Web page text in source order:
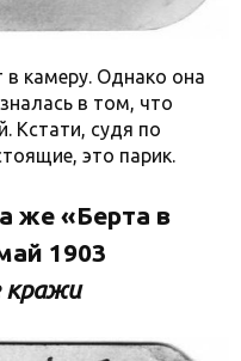
в камеру. Однако она
в том, что
Кстати, судя по
это парик.
же «Берта в
1903
кражи